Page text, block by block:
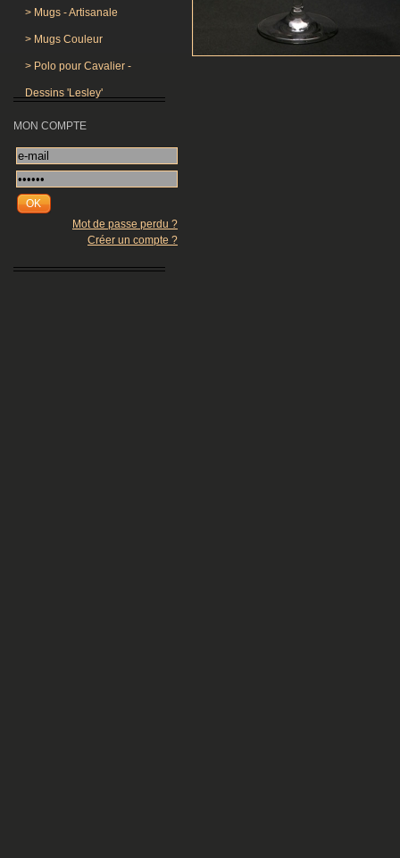
> Mugs - Artisanale
> Mugs Couleur
> Polo pour Cavalier -
Dessins 'Lesley'
MON COMPTE
OK
Mot de passe perdu ?
Créer un compte ?